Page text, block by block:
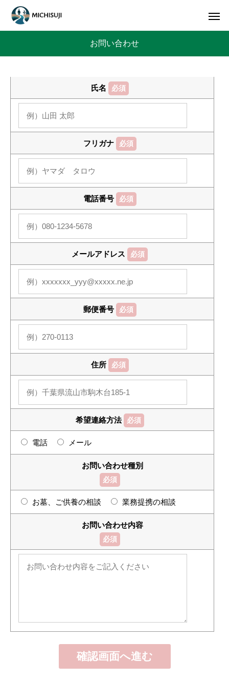
お問い合わせ
氏名 必須
フリガナ 必須
電話番号 必須
メールアドレス 必須
郵便番号 必須
住所 必須
希望連絡方法 必須
電話 メール
お問い合わせ種別
必須
お墓、ご供養の相談 業務提携の相談
お問い合わせ内容
必須